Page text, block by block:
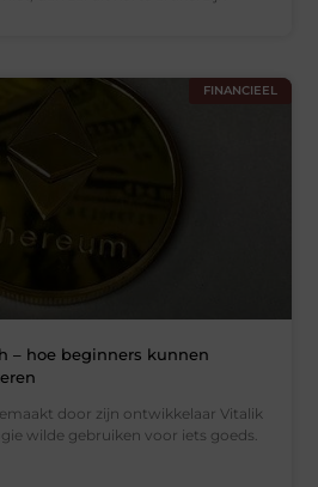
FINANCIEEL
– hoe beginners kunnen
door zijn ontwikkelaar Vitalik
wilde gebruiken voor iets goeds.